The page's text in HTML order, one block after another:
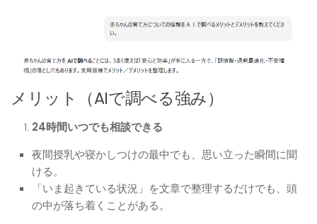
メリット（AIで調べる強み）
24時間いつでも相談できる
夜間授乳や寝かしつけの最中でも、思い立った瞬間に聞
ける。
「いま起きている状況」を文章で整理するだけでも、頭
の中が落ち着くことがある。